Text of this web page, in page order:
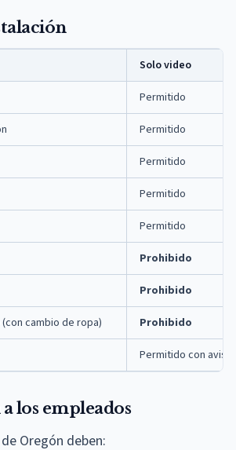
Solo video
Permitido
Permitido
Permitido
Permitido
Permitido
Prohibido
Prohibido
cambio de ropa) Prohibido
Permitido con aviso
los empleados
Oregón deben: